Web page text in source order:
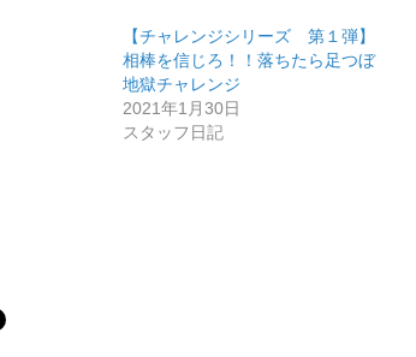
【チャレンジシリーズ 第１弾】
相棒を信じろ！！落ちたら足つぼ
地獄チャレンジ
2021年1月30日
スタッフ日記